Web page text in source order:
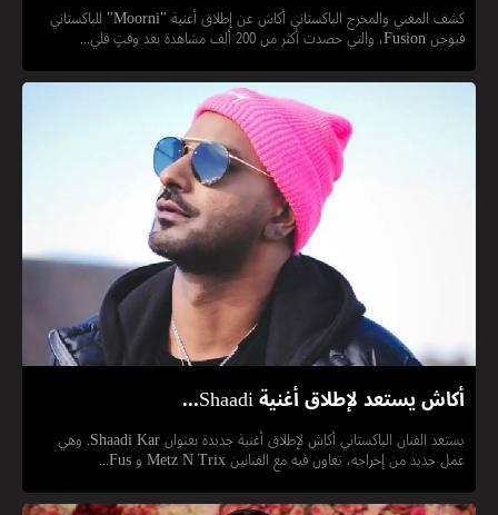
كشف المغني والمخرج الباكستاني أكاش عن إطلاق أغنية "Moorni" للباكستاني
فيوجن Fusion، والتي حصدت أكثر من 200 ألف مشاهدة بعد وقتٍ قلي...
أكاش يستعد لإطلاق أغنية Shaadi...
يستعد الفنان الباكستاني أكاش لإطلاق أغنية جديدة بعنوان Shaadi Kar. وهي
عمل جديد من إخراجه، تعاون فيه مع الفنانين Metz N Trix و Fus...